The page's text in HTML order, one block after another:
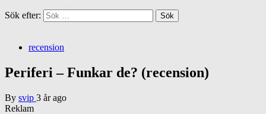
Sök efter:
recension
Periferi – Funkar de? (recension)
By svip 3 år ago
Reklam